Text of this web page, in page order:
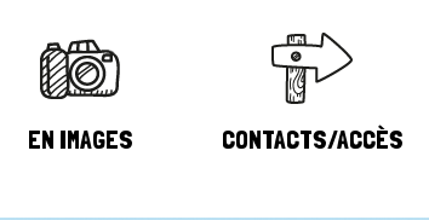
EN IMAGES CONTACTS/ACCÈS